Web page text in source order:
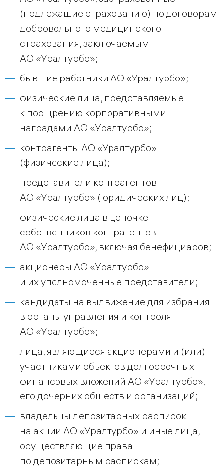
(подлежащие страхованию) по договорам
добровольного медицинского
страхования, заключаемым
АО «Уралтурбо»;
бывшие работники АО «Уралтурбо»;
физические лица, представляемые
к поощрению корпоративными
наградами АО «Уралтурбо»;
контрагенты АО «Уралтурбо»
(физические лица);
представители контрагентов
АО «Уралтурбо» (юридических лиц);
физические лица в цепочке
собственников контрагентов
АО «Уралтурбо», включая бенефициаров;
акционеры АО «Уралтурбо»
и их уполномоченные представители;
кандидаты на выдвижение для избрания
в органы управления и контроля
АО «Уралтурбо»;
лица, являющиеся акционерами и (или)
участниками объектов долгосрочных
финансовых вложений АО «Уралтурбо»,
его дочерних обществ и организаций;
владельцы депозитарных расписок
на акции АО «Уралтурбо» и иные лица,
осуществляющие права
по депозитарным распискам;